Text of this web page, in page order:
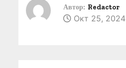
Автор: Redactor
Окт 25, 2024